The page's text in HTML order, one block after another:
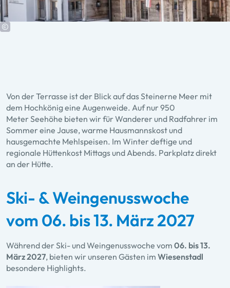
Von der Terrasse ist der Blick auf das Steinerne Meer mit
dem Hochkönig eine Augenweide. Auf nur 950
Meter Seehöhe bieten wir für Wanderer und Radfahrer im
Sommer eine Jause, warme Hausmannskost und
hausgemachte Mehlspeisen. Im Winter deftige und
regionale Hüttenkost Mittags und Abends. Parkplatz direkt
an der Hütte.
Ski- & Weingenusswoche
vom 06. bis 13. März 2027
Während der Ski- und Weingenusswoche vom 06. bis 13.
März 2027, bieten wir unseren Gästen im Wiesenstadl
besondere Highlights.